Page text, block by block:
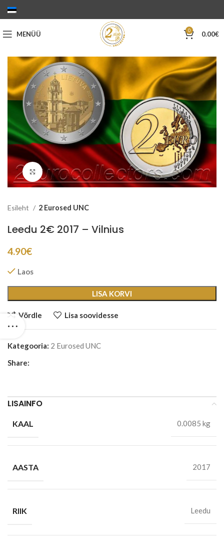
MENÜÜ 0 0.00€
Suurenda
Esileht 2 Eurosed UNC
Leedu 2€ 2017 – Vilnius
4.90€
Laos
LISA KORVI
Võrdle Lisa soovidesse
Kategooria: 2 Eurosed UNC
Share:
LISAINFO
KAAL 0.0085 kg
AASTA 2017
RIIK Leedu